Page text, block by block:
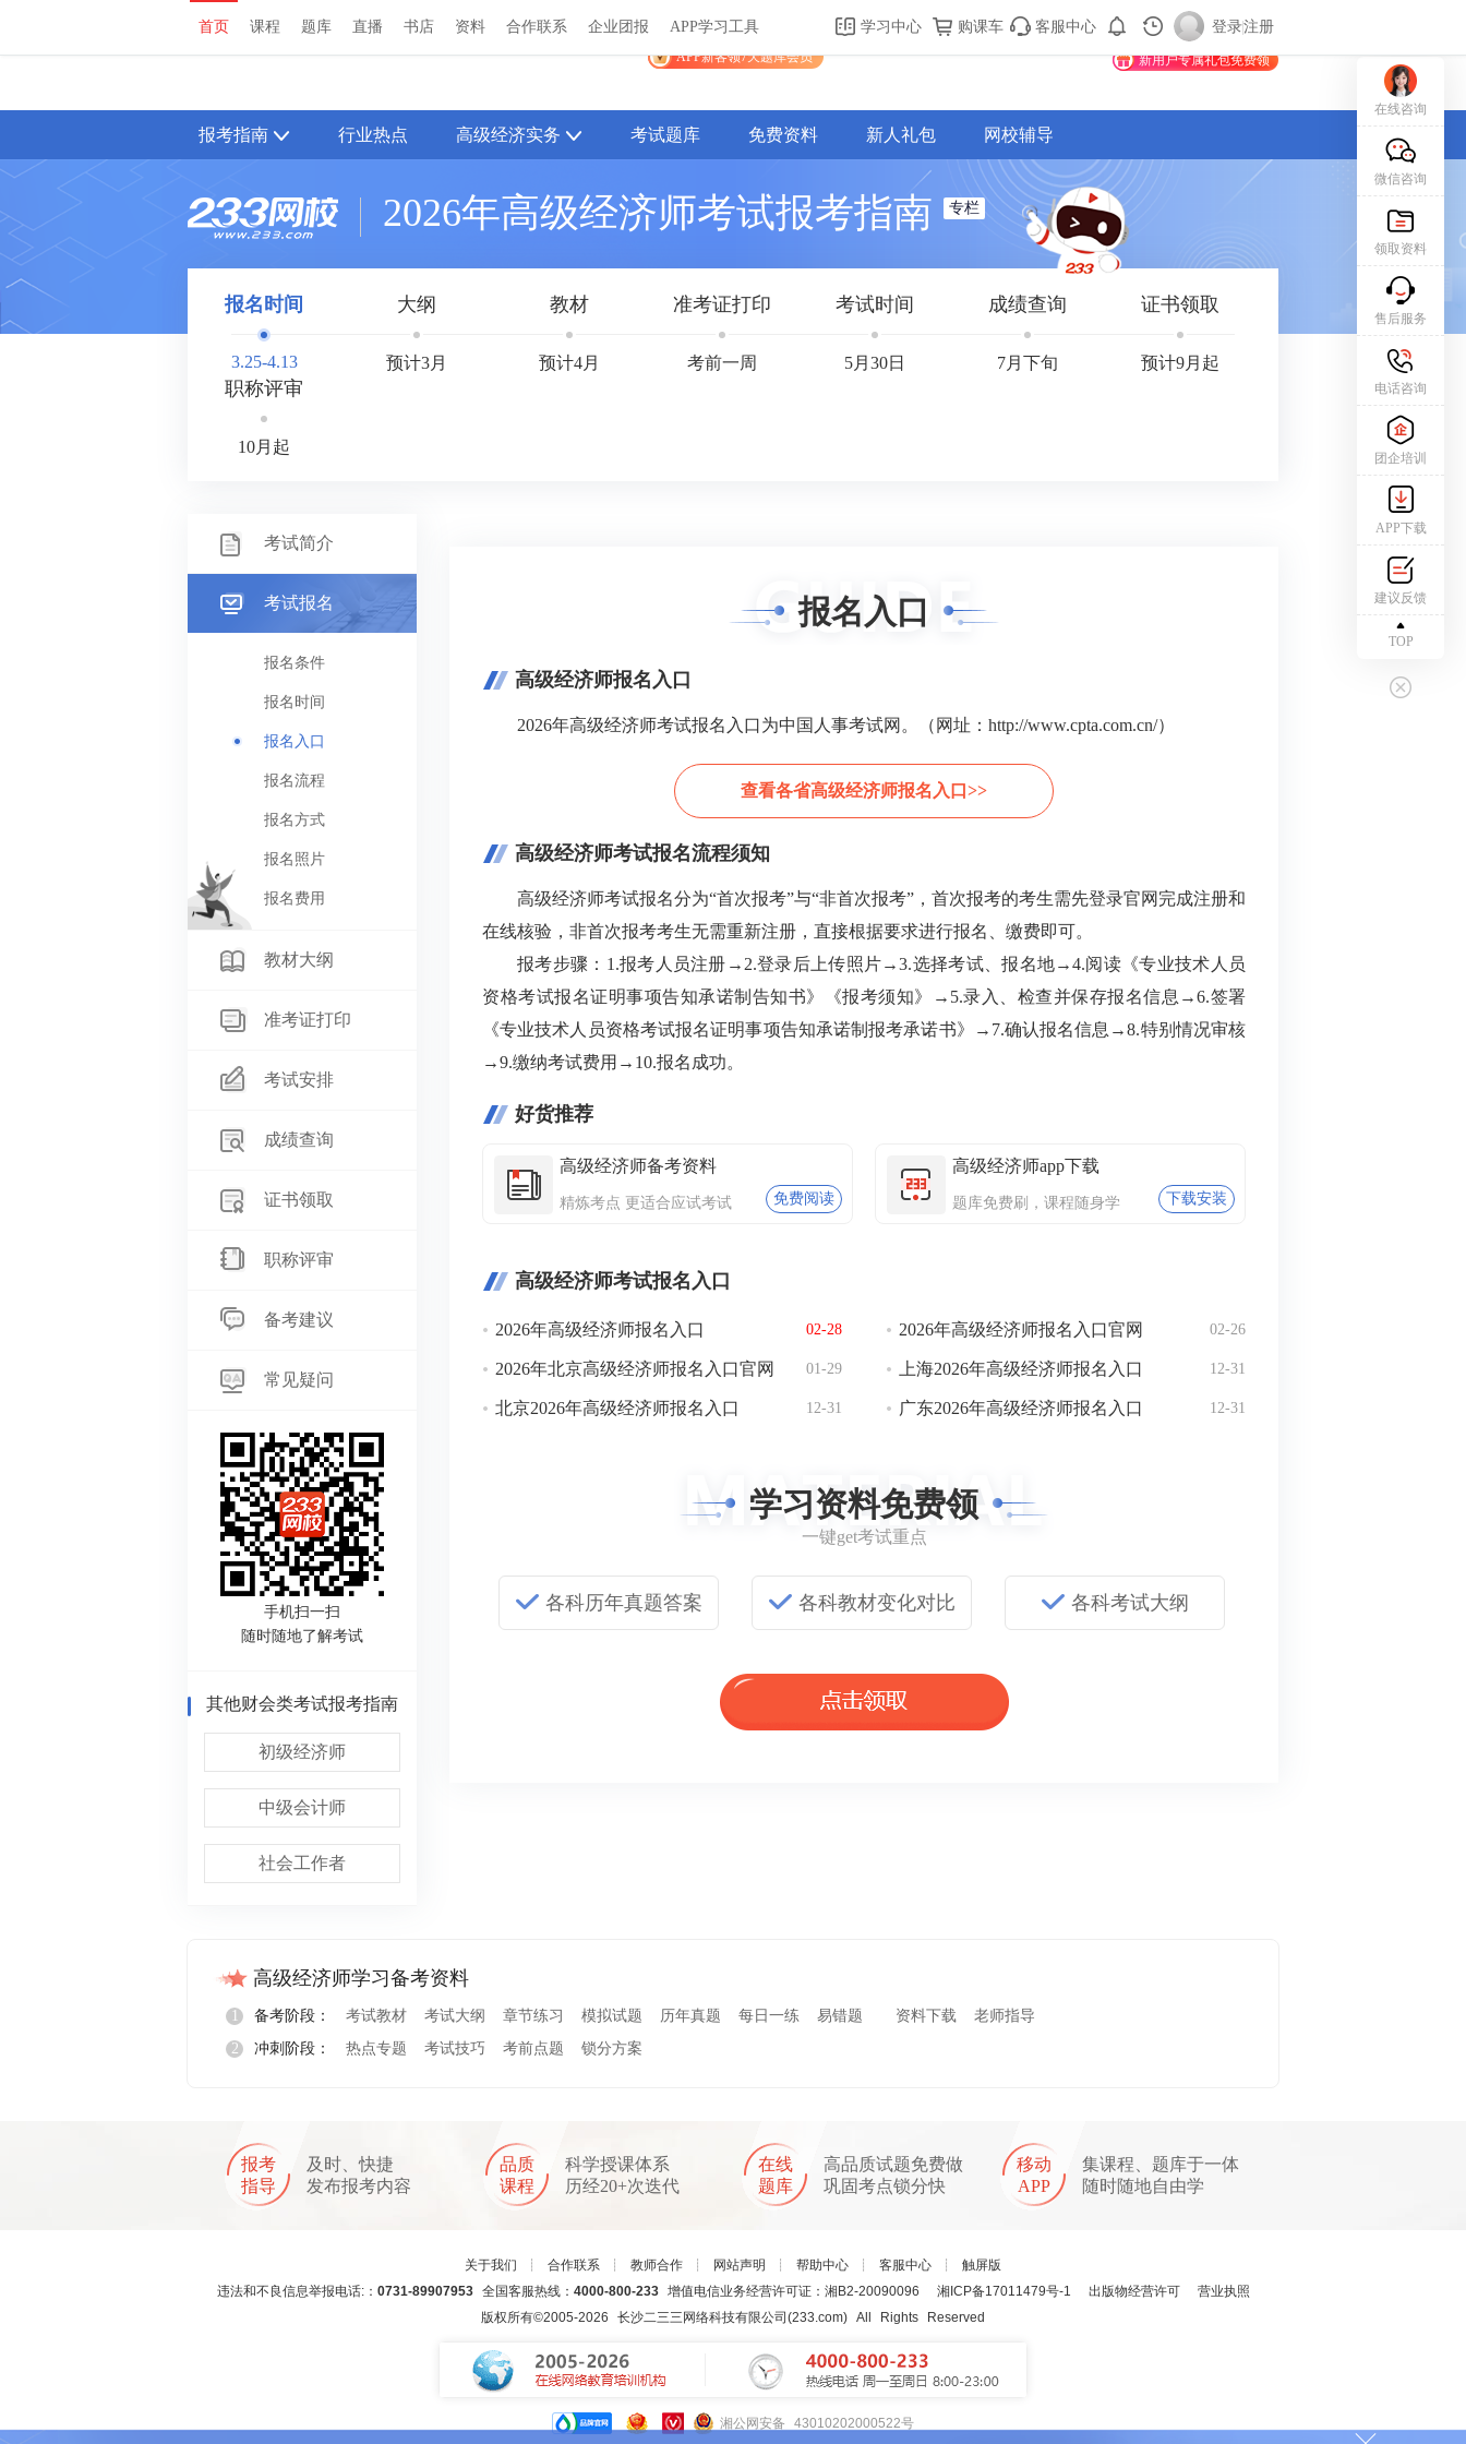
首页 课程 题库 直播 书店 资料 合作联系 企业团报 APP学习工具 学习中心 购课车 客服中心 登录|注册
首页 课程 题库 直播 书店 资料 关于我们 帮助中心 APP学习工具
APP新客领7天题库会员
渠道合作 企业团报 购课车 登录/注册
新用户专属礼包免费领
报考指南 行业热点 高级经济实务 考试题库 免费资料 新人礼包 网校辅导
2026年高级经济师考试报考指南 专栏
报名时间
3.25-4.13
大纲
预计3月
教材
预计4月
准考证打印
考前一周
考试时间
5月30日
成绩查询
7月下旬
证书领取
预计9月起
职称评审
10月起
考试简介
考试报名
报名条件
报名时间
报名入口
报名流程
报名方式
报名照片
报名费用
教材大纲
准考证打印
考试安排
成绩查询
证书领取
职称评审
备考建议
常见疑问
手机扫一扫
随时随地了解考试
其他财会类考试报考指南
初级经济师
中级会计师
社会工作者
报名入口
高级经济师报名入口
2026年高级经济师考试报名入口为中国人事考试网。（网址：http://www.cpta.com.cn/）
查看各省高级经济师报名入口>>
高级经济师考试报名流程须知
高级经济师考试报名分为“首次报考”与“非首次报考”，首次报考的考生需先登录官网完成注册和
在线核验，非首次报考考生无需重新注册，直接根据要求进行报名、缴费即可。
报考步骤：1.报考人员注册→2.登录后上传照片→3.选择考试、报名地→4.阅读《专业技术人员
资格考试报名证明事项告知承诺制告知书》《报考须知》→5.录入、检查并保存报名信息→6.签署
《专业技术人员资格考试报名证明事项告知承诺制报考承诺书》→7.确认报名信息→8.特别情况审核
→9.缴纳考试费用→10.报名成功。
好货推荐
高级经济师备考资料
精炼考点 更适合应试考试 免费阅读
高级经济师app下载
题库免费刷，课程随身学 下载安装
高级经济师考试报名入口
2026年高级经济师报名入口 02-28 2026年高级经济师报名入口官网 02-26
2026年北京高级经济师报名入口官网 01-29 上海2026年高级经济师报名入口 12-31
北京2026年高级经济师报名入口 12-31 广东2026年高级经济师报名入口 12-31
学习资料免费领
一键get考试重点
各科历年真题答案 各科教材变化对比 各科考试大纲
高级经济师学习备考资料
1 备考阶段： 考试教材 考试大纲 章节练习 模拟试题 历年真题 每日一练 易错题 资料下载
老师指导
2
冲刺阶段： 热点专题 考试技巧 考前点题 锁分方案
报考
指导
及时、快捷
发布报考内容
品质
课程
科学授课体系
历经20+次迭代
在线
题库
高品质试题免费做
巩固考点锁分快
移动
APP
集课程、题库于一体
随时随地自由学
关于我们 ┊ 合作联系 ┊ 教师合作 ┊ 网站声明 ┊ 帮助中心 ┊ 客服中心 ┊ 触屏版
违法和不良信息举报电话:： 0731-89907953全国客服热线： 4000-800-233增值电信业务经营许可证：湘B2-20090096 湘ICP备17011479号-1 出版物经营许可
营业执照
版权所有©2005-2026 长沙二三三网络科技有限公司(233.com) All Rights Reserved
湘公网安备 43010202000522号
在线咨询
微信咨询
领取资料
售后服务
电话咨询
团企培训
APP下载
建议反馈
TOP